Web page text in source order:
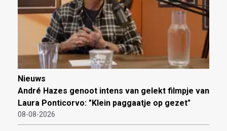
Nieuws
André Hazes genoot intens van gelekt filmpje van
Laura Ponticorvo: "Klein paggaatje op gezet"
08-08-2026